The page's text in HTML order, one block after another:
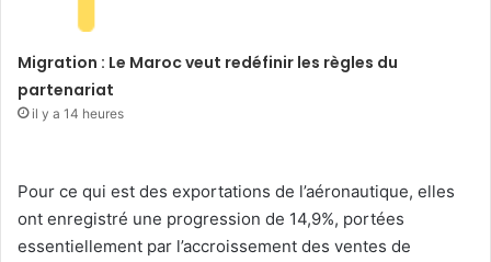
Migration : Le Maroc veut redéfinir les règles du
partenariat
il y a 14 heures
Pour ce qui est des exportations de l’aéronautique, elles
ont enregistré une progression de 14,9%, portées
essentiellement par l’accroissement des ventes de